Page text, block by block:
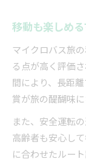
移動も楽しめ
マイクロバス旅
る点が高く評価
間により、長距
賞が旅の醍醐味
また、安全運転
高齢者も安心し
に合わせたルー